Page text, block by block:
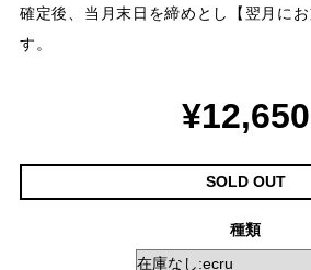
確定後、当月末日を締めとし【翌月に
す。
¥12,650
SOLD OUT
種類